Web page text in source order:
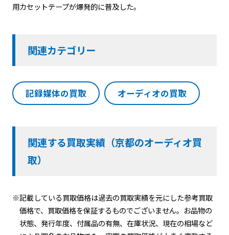
用カセットテープが爆発的に普及した。
関連カテゴリー
記録媒体の買取 オーディオの買取
関連する買取実績（京都のオーディオ買
取）
※記載している買取価格は過去の買取実績を元にした参考買取
価格で、買取価格を保証するものでございません。お品物の
状態、発行年度、付属品の有無、在庫状況、現在の相場など